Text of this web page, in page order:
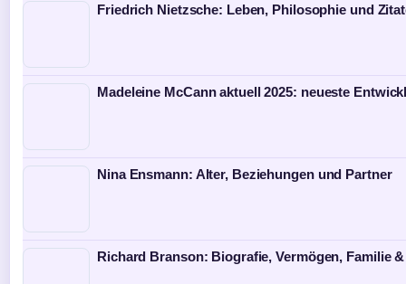
Friedrich Nietzsche: Leben, Philosophie und
Madeleine McCann aktuell 2025: neueste
Nina Ensmann: Alter, Beziehungen und Partner
Richard Branson: Biografie, Vermögen, Familie